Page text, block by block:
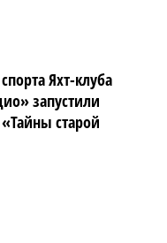
Яхт-клуба
запустили
старой